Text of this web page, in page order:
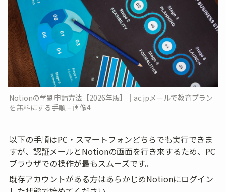
Notionの学割申請方法【2026年版】｜ac.jpメールで教育プラン
を無料にする手順 – 画像4
以下の手順はPC・スマートフォンどちらでも実行できま
すが、認証メールとNotionの画面を行き来するため、PC
ブラウザでの操作が最もスムーズです。
既存アカウントがある方はあらかじめNotionにログイン